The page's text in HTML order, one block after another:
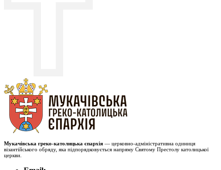
Мукачівська греко-католицька єпархія — церковно-адміністративна одиниця
візантійського обряду, яка підпорядковується напряму Святому Престолу католицької
церкви.